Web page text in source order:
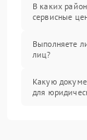
В каких
сервисные
Выполняете
лиц?
Какую
для